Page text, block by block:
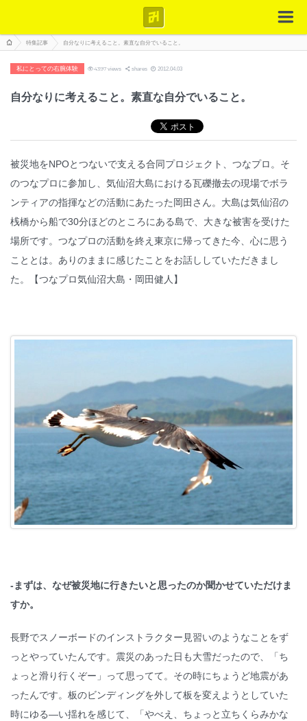
特集記事 自分なりに考えること。素直な自分でいること。
私にとっての右腕体験 4397 views shares 2012.04.03
自分なりに考えること。素直な自分でいること。
被災地をNPOとつないで支える合同プロジェクト、つなプロ。そ
のつなプロに参加し、気仙沼大島における瓦礫撤去の現場でボラ
ンティアの指揮などの活動にあたった岡田さん。大島は気仙沼の
桟橋から船で30分ほどのところにある島で、大きな被害を受けた
場所です。つなプロの活動を終え東京に帰ってきた今、心に思う
こととは。ありのままに感じたことをお話ししていただきまし
た。【つなプロ気仙沼大島・岡田健人】
-まずは、なぜ被災地に行きたいと思ったのか聞かせていただけま
すか。
長野でスノーボードのインストラクター見習いのようなことをず
っとやっていたんです。震災のあった日も大雪だったので、「ち
ょっと滑り行くぞー」って思ってて。その時にちょうど地震があ
ったんです。板のビンディングを外して板を変えようとしていた
時にゆる―い揺れを感じて、「やべえ、ちょっと立ちくらみかな